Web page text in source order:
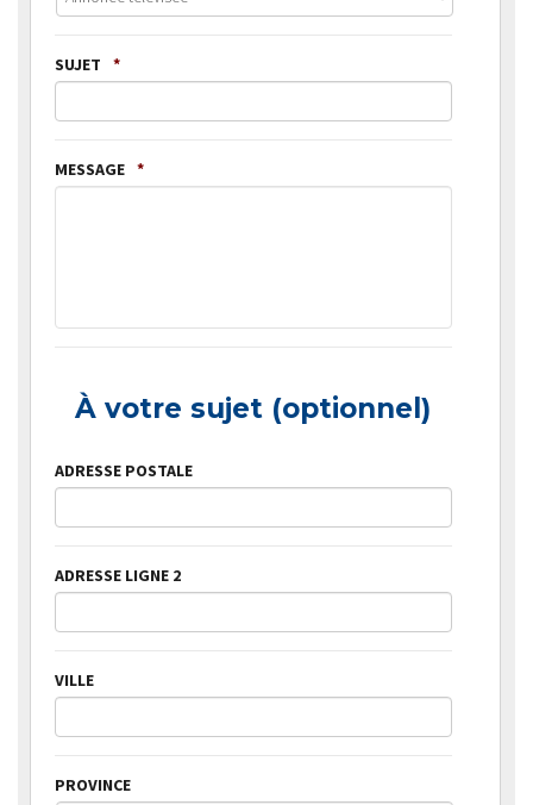
SUJET *
MESSAGE *
À votre sujet (optionnel)
ADRESSE POSTALE
ADRESSE LIGNE 2
VILLE
PROVINCE